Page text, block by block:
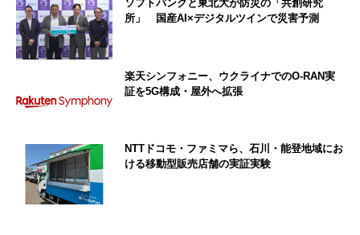
ソフトバンクと東北大が防災の「共創研究
所」 国産AI×デジタルツインで災害予測
楽天シンフォニー、ウクライナでのO-RAN実
証を5G構成・屋外へ拡張
NTTドコモ・ファミマら、石川・能登地域にお
ける移動型販売店舗の実証実験